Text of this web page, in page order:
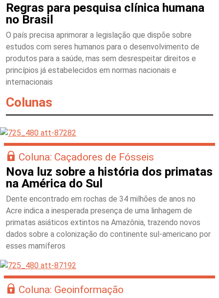
Regras para pesquisa clínica humana
no Brasil
O país precisa aprimorar a legislação que dispõe sobre
estudos com seres humanos para o desenvolvimento de
produtos para a saúde, mas sem desrespeitar direitos e
princípios já estabelecidos em normas nacionais e
internacionais
Colunas
Coluna: Caçadores de Fósseis
Nova luz sobre a história dos primatas
na América do Sul
Dente encontrado em rochas de 34 milhões de anos no
Acre indica a inesperada presença de uma linhagem de
primatas asiáticos extintos na Amazônia, trazendo novos
dados sobre a colonização do continente sul-americano por
esses mamíferos
Coluna: Geoinformação